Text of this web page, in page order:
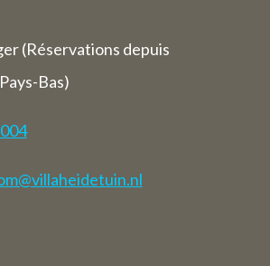
(Réservations depuis
Bas)
serons
(y
fermés